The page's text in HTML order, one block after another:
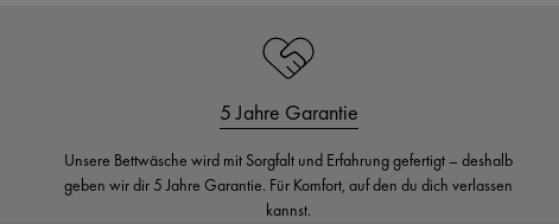
5 Jahre Garantie
Unsere Bettwäsche wird mit Sorgfalt und Erfahrung gefertigt – deshalb
geben wir dir 5 Jahre Garantie. Für Komfort, auf den du dich verlassen
kannst.